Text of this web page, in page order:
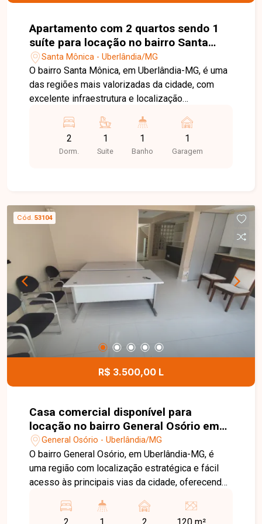
Apartamento com 2 quartos sendo 1
suíte para locação no bairro Santa
Mônica em Uberlândia-MG
Santa Mônica - Uberlândia/MG
O bairro Santa Mônica, em Uberlândia-MG, é uma
das regiões mais valorizadas da cidade, com
excelente infraestrutura e localização
à Universidade Federal de Uberlândia (UFU). A
região conta com ampla oferta de
supermercados, restaurantes, farmácias, bancos,
por sala em 02 ambientes, cozinha planejada, 02
quartos, sendo 01 suíte com sacada e armário
planejado, além de ar-condicionado nos 02
quartos. Conta ainda com banheiro social com
armário e box em blindex e 01 vaga de garagem.
O condomínio dispõe de elevador,
proporcionando mais conforto e praticidade aos
moradores. Entre em contato para mais
informações e agende uma visita para conhecer
este excelente apartamento mobiliado.
2
Dorm.
1
Suite
1
Banho
1
Garagem
Cód. 53104
R$ 3.500,00 L
Casa comercial disponível para
locação no bairro General Osório em
Uberlândia-MG
General Osório - Uberlândia/MG
O bairro General Osório, em Uberlândia-MG, é
uma região com localização estratégica e fácil
acesso às principais vias da cidade, oferecendo
proximidade com comércios, serviços e outros